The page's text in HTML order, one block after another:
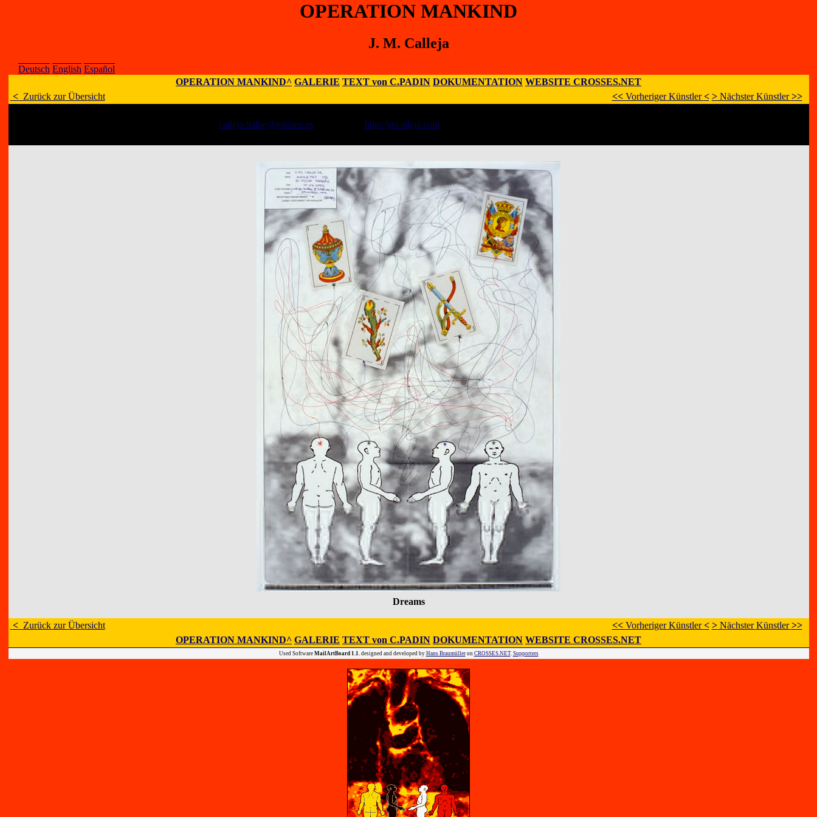
OPERATION MANKIND
J. M. Calleja
Deutsch English Español
OPERATION MANKIND^ GALERIE TEXT von C.PADIN DOKUMENTATION WEBSITE CROSSES.NET
<Zurück zur Übersicht << Vorheriger Künstler< >Nächster Künstler>>
calleja-balbe@teleline.es;
http://jmcalleja.com
Dreams
<Zurück zur Übersicht << Vorheriger Künstler< >Nächster Künstler>>
OPERATION MANKIND^ GALERIE TEXT von C.PADIN DOKUMENTATION WEBSITE CROSSES.NET
Used Software MailArtBoard 1.1.designed and developed by Hans Braumülleron CROSSES.NET. Supporters